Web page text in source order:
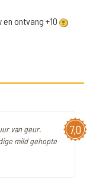
ontvang +10
7,0
van geur.
mild gehopte